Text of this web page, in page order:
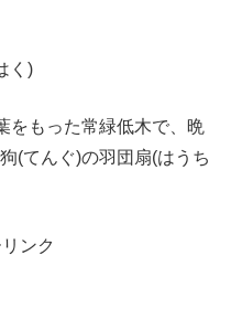
く)
をもった常緑低木で、晩
(てんぐ)の羽団扇(はうち
ンク